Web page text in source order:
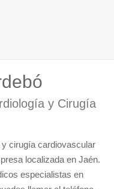
y Cirugía
cirugía cardiovascular
localizada en Jaén.
especialistas en